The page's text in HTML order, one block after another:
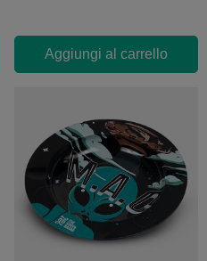
Aggiungi al carrello